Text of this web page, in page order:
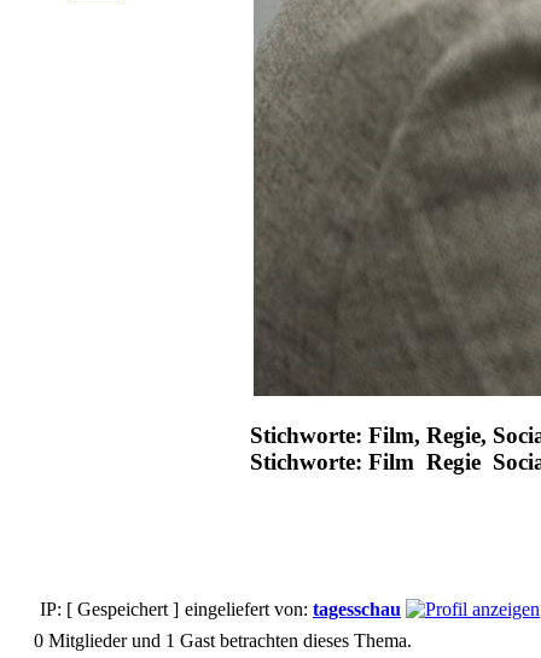
Stichworte: Film, Regie,
Stichworte: Film Regie
IP: [ Gespeichert ] eingeliefert von: tagesschau
0 Mitglieder und 1 Gast betrachten dieses Thema.